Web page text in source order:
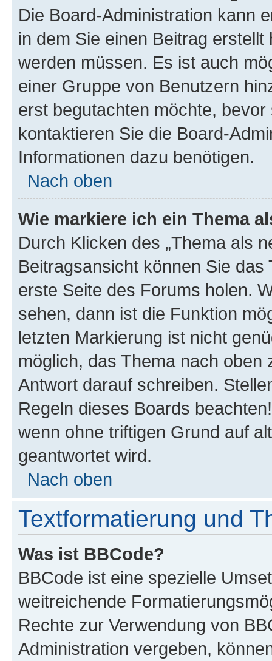
Die Board-Administration kann
in dem Sie einen Beitrag
werden müssen. Es ist auch
einer Gruppe von Benutzern
erst begutachten möchte,
kontaktieren Sie die Board-
Informationen dazu benötigen.
Nach oben
Wie markiere ich ein Thema
Durch Klicken des „Thema als
Beitragsansicht können Sie
erste Seite des Forums holen.
sehen, dann ist die Funktion
letzten Markierung ist nicht
möglich, das Thema nach oben
Antwort darauf schreiben.
Regeln dieses Boards
wenn ohne triftigen Grund auf
geantwortet wird.
Nach oben
Textformatierung und
Was ist BBCode?
BBCode ist eine spezielle
weitreichende
Rechte zur Verwendung von
Administration vergeben,